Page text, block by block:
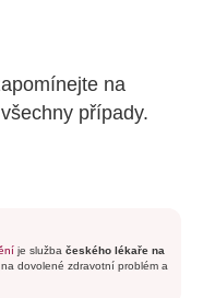
na
případy.
je služba českého lékaře na
dovolené zdravotní problém a